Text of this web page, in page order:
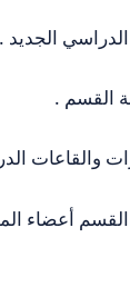
أعضاء